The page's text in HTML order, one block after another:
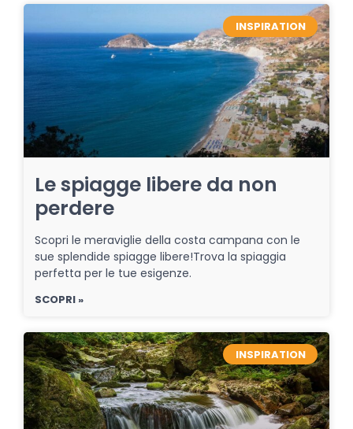
INSPIRATION
Le spiagge libere da non
perdere
Scopri le meraviglie della costa campana con le
sue splendide spiagge libere!Trova la spiaggia
perfetta per le tue esigenze.
SCOPRI »
INSPIRATION